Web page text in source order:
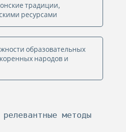
традиции,
ресурсами
образовательных
народов и
методы